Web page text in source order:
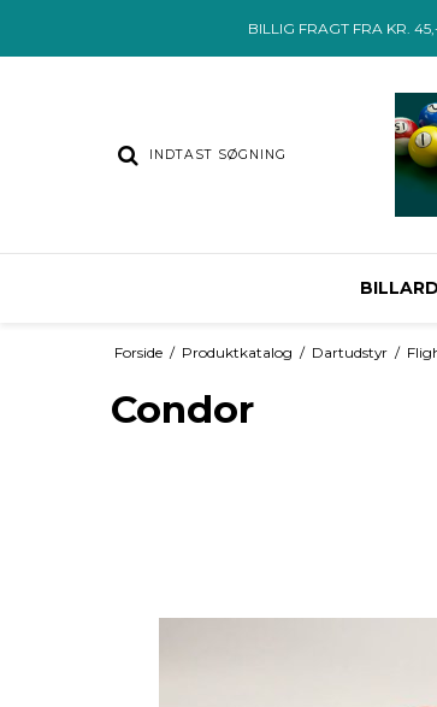
BILLIG FRAGT FRA KR.
BILLARD
Forside / Produktkatalog / Dartudstyr /
Condor